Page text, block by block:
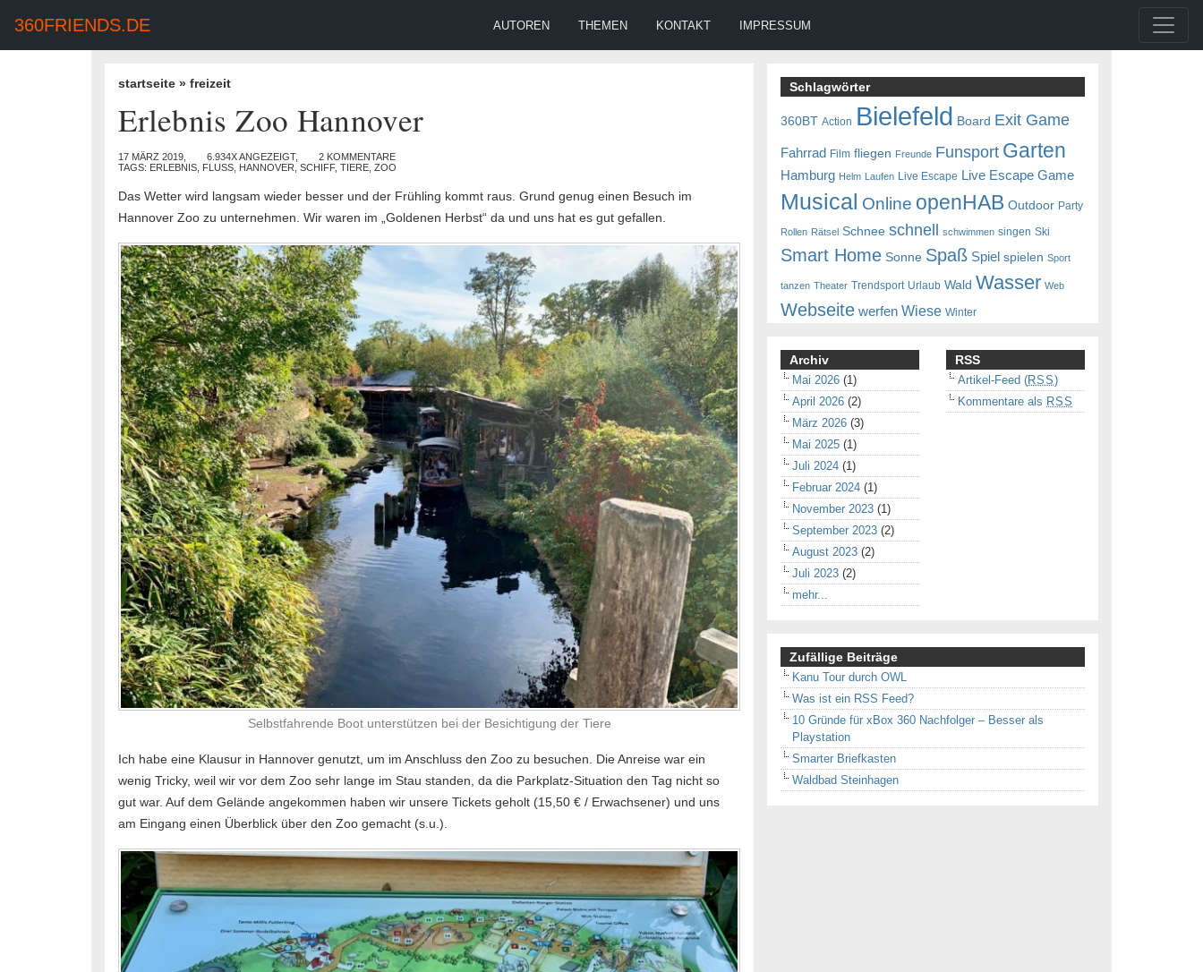
360FRIENDS.DE AUTOREN THEMEN KONTAKT IMPRESSUM
startseite » freizeit
Erlebnis Zoo Hannover
17 MÄRZ 2019, 6.934X ANGEZEIGT,
2 KOMMENTARE
TAGS: ERLEBNIS FLUSS HANNOVER SCHIFF, TIERE ZOO
Das Wetter wird langsam wieder besser und der Frühling kommt raus. Grund genug einen Besuch im
Hannover Zoo zu unternehmen. Wir waren im „Goldenen Herbst“ da und uns hat es gut gefallen.
Selbstfahrende Boot unterstützen bei der Besichtigung der Tiere
Ich habe eine Klausur in Hannover genutzt, um im Anschluss den Zoo zu besuchen. Die Anreise war ein
wenig Tricky, weil wir vor dem Zoo sehr lange im Stau standen, da die Parkplatz-Situation den Tag nicht so
gut war. Auf dem Gelände angekommen haben wir unsere Tickets geholt (15,50 € / Erwachsener) und uns
am Eingang einen Überblick über den Zoo gemacht (s.u.).
Schlagwörter
360BT Action Bielefeld Board Exit Game
Fahrrad Film fliegen Freunde Funsport Garten
Hamburg Helm Laufen Live Escape Live Escape Game
Musical Online openHAB Outdoor Party
Rollen Rätsel Schnee schnell schwimmen singen Ski
Smart Home Sonne Spaß Spiel spielen Sport
tanzen Theater Trendsport Urlaub Wald Wasser Web
Webseite werfen Wiese Winter
Archiv
Mai 2026 (1)
April 2026 (2)
März 2026 (3)
Mai 2025 (1)
Juli 2024 (1)
Februar 2024 (1)
November 2023 (1)
September 2023 (2)
August 2023 (2)
Juli 2023 (2)
mehr...
RSS
Artikel-Feed (RSS)
Kommentare als RSS
Zufällige Beiträge
Kanu Tour durch OWL
Was ist ein RSS Feed?
10 Gründe für xBox 360 Nachfolger – Besser als
Playstation
Smarter Briefkasten
Waldbad Steinhagen